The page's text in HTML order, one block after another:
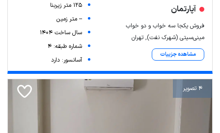
آپارتمان
فروش یکجا سه خواب و دو خواب
مینی‌سیتی (شهرک نفت), تهران
مشاهده جزییات
125 متر زیربنا
-- متر زمین
سال ساخت 1404
شماره طبقه: 4
آسانسور: دارد
4 تصویر